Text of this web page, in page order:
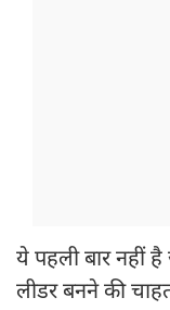
ये पहली बार नहीं
लीडर बनने की